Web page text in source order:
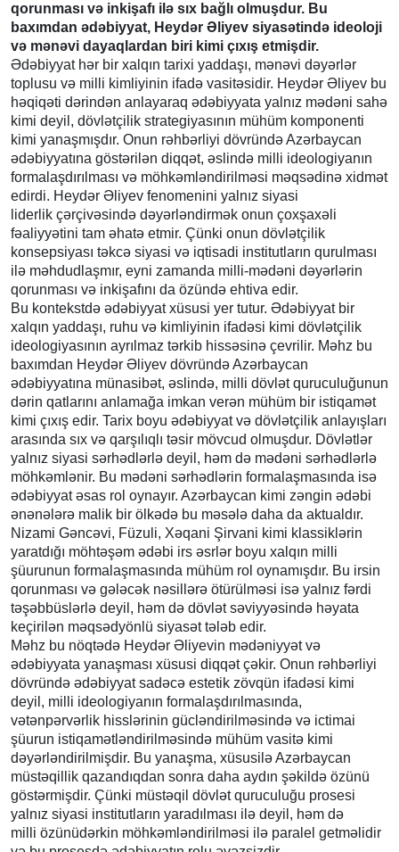
qorunması və inkişafı ilə sıx bağlı olmuşdur. Bu
baxımdan ədəbiyyat, Heydər Əliyev siyasətində ideoloji
və mənəvi dayaqlardan biri kimi çıxış etmişdir.
Ədəbiyyat hər bir xalqın tarixi yaddaşı, mənəvi dəyərlər
toplusu və milli kimliyinin ifadə vasitəsidir. Heydər Əliyev bu
həqiqəti dərindən anlayaraq ədəbiyyata yalnız mədəni sahə
kimi deyil, dövlətçilik strategiyasının mühüm komponenti
kimi yanaşmışdır. Onun rəhbərliyi dövründə Azərbaycan
ədəbiyyatına göstərilən diqqət, əslində milli ideologiyanın
formalaşdırılması və möhkəmləndirilməsi məqsədinə xidmət
edirdi. Heydər Əliyev fenomenini yalnız siyasi
liderlik çərçivəsində dəyərləndirmək onun çoxşaxəli
fəaliyyətini tam əhatə etmir. Çünki onun dövlətçilik
konsepsiyası təkcə siyasi və iqtisadi institutların qurulması
ilə məhdudlaşmır, eyni zamanda milli-mədəni dəyərlərin
qorunması və inkişafını da özündə ehtiva edir.
Bu kontekstdə ədəbiyyat xüsusi yer tutur. Ədəbiyyat bir
xalqın yaddaşı, ruhu və kimliyinin ifadəsi kimi dövlətçilik
ideologiyasının ayrılmaz tərkib hissəsinə çevrilir. Məhz bu
baxımdan Heydər Əliyev dövründə Azərbaycan
ədəbiyyatına münasibət, əslində, milli dövlət quruculuğunun
dərin qatlarını anlamağa imkan verən mühüm bir istiqamət
kimi çıxış edir. Tarix boyu ədəbiyyat və dövlətçilik anlayışları
arasında sıx və qarşılıqlı təsir mövcud olmuşdur. Dövlətlər
yalnız siyasi sərhədlərlə deyil, həm də mədəni sərhədlərlə
möhkəmlənir. Bu mədəni sərhədlərin formalaşmasında isə
ədəbiyyat əsas rol oynayır. Azərbaycan kimi zəngin ədəbi
ənənələrə malik bir ölkədə bu məsələ daha da aktualdır.
Nizami Gəncəvi, Füzuli, Xəqani Şirvani kimi klassiklərin
yaratdığı möhtəşəm ədəbi irs əsrlər boyu xalqın milli
şüurunun formalaşmasında mühüm rol oynamışdır. Bu irsin
qorunması və gələcək nəsillərə ötürülməsi isə yalnız fərdi
təşəbbüslərlə deyil, həm də dövlət səviyyəsində həyata
keçirilən məqsədyönlü siyasət tələb edir.
Məhz bu nöqtədə Heydər Əliyevin mədəniyyət və
ədəbiyyata yanaşması xüsusi diqqət çəkir. Onun rəhbərliyi
dövründə ədəbiyyat sadəcə estetik zövqün ifadəsi kimi
deyil, milli ideologiyanın formalaşdırılmasında,
vətənpərvərlik hisslərinin gücləndirilməsində və ictimai
şüurun istiqamətləndirilməsində mühüm vasitə kimi
dəyərləndirilmişdir. Bu yanaşma, xüsusilə Azərbaycan
müstəqillik qazandıqdan sonra daha aydın şəkildə özünü
göstərmişdir. Çünki müstəqil dövlət quruculuğu prosesi
yalnız siyasi institutların yaradılması ilə deyil, həm də
milli özünüdərkin möhkəmləndirilməsi ilə paralel getməlidir